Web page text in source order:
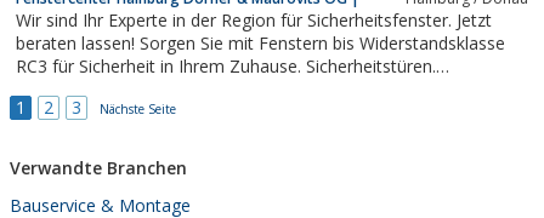
Wir sind Ihr Experte in der Region für Sicherheitsfenster. Jetzt
beraten lassen! Sorgen Sie mit Fenstern bis Widerstandsklasse
RC3 für Sicherheit in Ihrem Zuhause. Sicherheitstüren.
Reparatur, Einbau.
1 2 3 Nächste Seite
Verwandte Branchen
Bauservice & Montage